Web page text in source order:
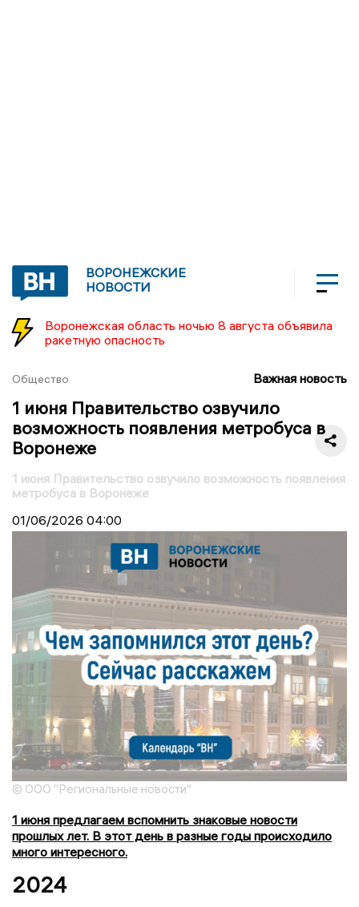
ВОРОНЕЖСКИЕ
НОВОСТИ
Воронежская область ночью 8 августа объявила
ракетную опасность
Общество Важная новость
1 июня Правительство озвучило
возможность появления метробуса в
Воронеже
1 июня Правительство озвучило возможность появления
метробуса в Воронеже
01/06/2026 04:00
© ООО "Региональные новости"
1 июня предлагаем вспомнить знаковые новости
прошлых лет. В этот день в разные годы происходило
много интересного.
2024